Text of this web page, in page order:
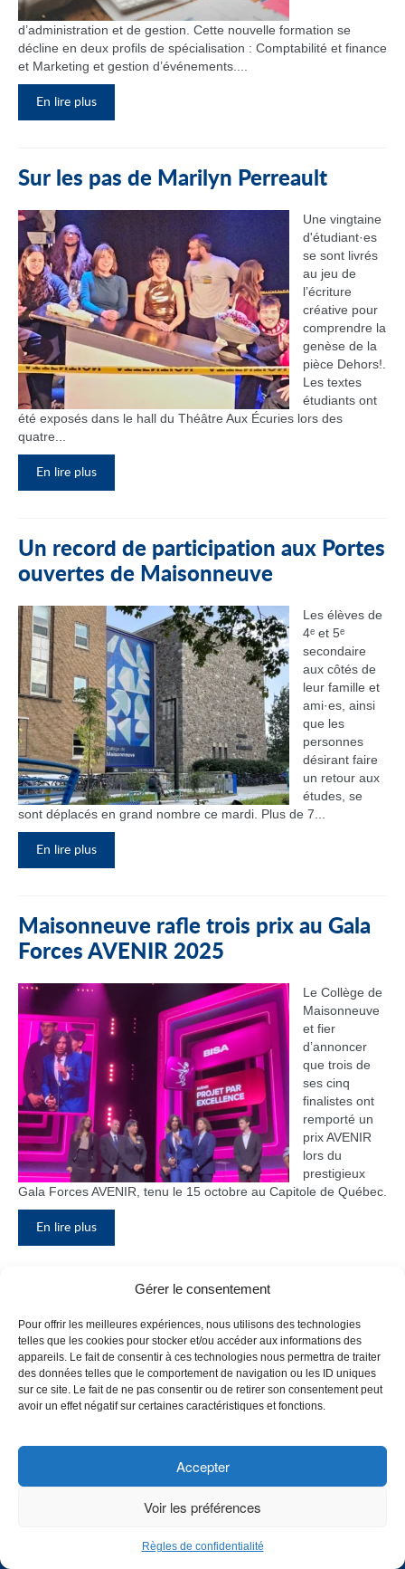
Gérer le consentement
Pour offrir les meilleures expériences, nous utilisons des technologies
telles que les cookies pour stocker et/ou accéder aux informations des
appareils. Le fait de consentir à ces technologies nous permettra de traiter
des données telles que le comportement de navigation ou les ID uniques
sur ce site. Le fait de ne pas consentir ou de retirer son consentement peut
avoir un effet négatif sur certaines caractéristiques et fonctions.
Accepter
Voir les préférences
Règles de confidentialité
d’administration et de gestion. Cette nouvelle formation se
décline en deux profils de spécialisation : Comptabilité et finance
et Marketing et gestion d’événements....
En lire plus
Sur les pas de Marilyn Perreault
Une vingtaine
d'étudiant·es
se sont livrés
au jeu de
l’écriture
créative pour
comprendre la
genèse de la
pièce Dehors!.
Les textes
étudiants ont
été exposés dans le hall du Théâtre Aux Écuries lors des
quatre...
En lire plus
Un record de participation aux Portes
ouvertes de Maisonneuve
Les élèves de
4ᵉ et 5ᵉ
secondaire
aux côtés de
leur famille et
ami·es, ainsi
que les
personnes
désirant faire
un retour aux
études, se
sont déplacés en grand nombre ce mardi. Plus de 7...
En lire plus
Maisonneuve rafle trois prix au Gala
Forces AVENIR 2025
Le Collège de
Maisonneuve
et fier
d’annoncer
que trois de
ses cinq
finalistes ont
remporté un
prix AVENIR
lors du
prestigieux
Gala Forces AVENIR, tenu le 15 octobre au Capitole de Québec.
En lire plus
bloc F
Le Collège de
Maisonneuve
a inauguré
CHOISISSEZ UN PROFIL